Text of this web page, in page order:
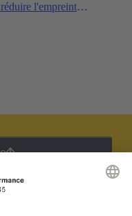
l'empreinte